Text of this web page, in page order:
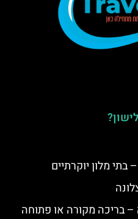
– בריכה מקורה או פתוחה